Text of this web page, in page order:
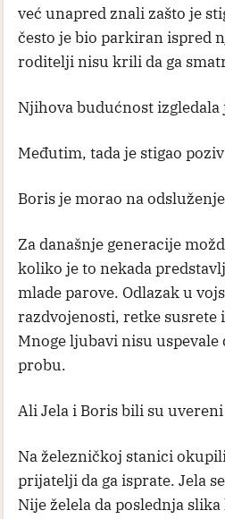
već unapred znali zašto je
često je bio parkiran ispred
roditelji nisu krili da ga
Njihova budućnost izgledala
Međutim, tada je stigao
Boris je morao na
Za današnje generacije
koliko je to nekada
mlade parove. Odlazak u
razdvojenosti, retke susrete
Mnoge ljubavi nisu uspevale
probu.
Ali Jela i Boris bili su
Na železničkoj stanici
prijatelji da ga isprate. Jela
Nije želela da poslednja